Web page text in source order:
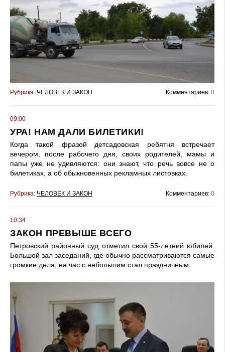
Рубрика: ЧЕЛОВЕК И ЗАКОН Комментариев: 0
09:00
УРА! НАМ ДАЛИ БИЛЕТИКИ!
Когда такой фразой детсадовская ребятня встречает
вечером, после рабочего дня, своих родителей, мамы и
папы уже не удивляются: они знают, что речь вовсе не о
билетиках, а об обыкновенных рекламных листовках.
Рубрика: ЧЕЛОВЕК И ЗАКОН Комментариев: 0
10:34
ЗАКОН ПРЕВЫШЕ ВСЕГО
Петровский районный суд отметил свой 55-летний юбилей.
Большой зал заседаний, где обычно рассматриваются самые
громкие дела, на час с небольшим стал праздничным.